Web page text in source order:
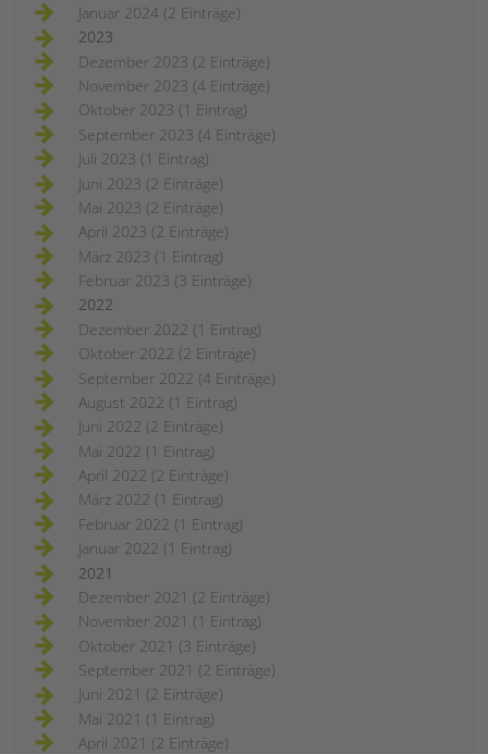
Januar 2024 (2 Einträge)
2023
Dezember 2023 (2 Einträge)
November 2023 (4 Einträge)
Oktober 2023 (1 Eintrag)
September 2023 (4 Einträge)
Juli 2023 (1 Eintrag)
Juni 2023 (2 Einträge)
Mai 2023 (2 Einträge)
April 2023 (2 Einträge)
März 2023 (1 Eintrag)
Februar 2023 (3 Einträge)
2022
Dezember 2022 (1 Eintrag)
Oktober 2022 (2 Einträge)
September 2022 (4 Einträge)
August 2022 (1 Eintrag)
Juni 2022 (2 Einträge)
Mai 2022 (1 Eintrag)
April 2022 (2 Einträge)
März 2022 (1 Eintrag)
Februar 2022 (1 Eintrag)
Januar 2022 (1 Eintrag)
2021
Dezember 2021 (2 Einträge)
November 2021 (1 Eintrag)
Oktober 2021 (3 Einträge)
September 2021 (2 Einträge)
Juni 2021 (2 Einträge)
Mai 2021 (1 Eintrag)
April 2021 (2 Einträge)